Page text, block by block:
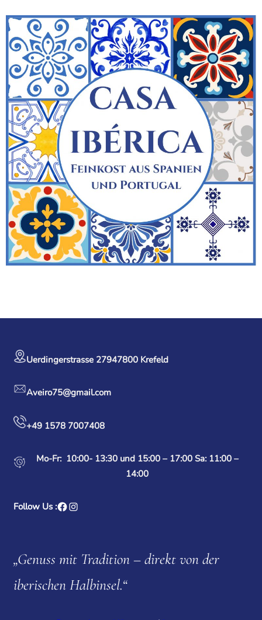
Uerdingerstrasse 27947800 Krefeld
Aveiro75@gmail.com
+49 1578 7007408‬
Mo-Fr: 10:00- 13:30 und15:00 – 17:00 Sa: 11:00 –
14:00
Follow Us :
„Genuss mit Tradition – direkt von der
iberischen Halbinsel.“